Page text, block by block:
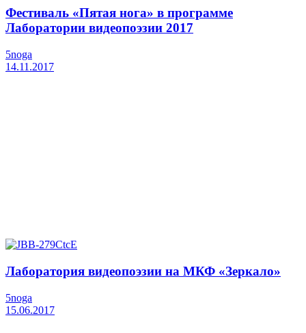
Фестиваль «Пятая нога» в программе
Лаборатории видеопоэзии 2017
5noga
14.11.2017
Лаборатория видеопоэзии на МКФ «Зеркало»
5noga
15.06.2017